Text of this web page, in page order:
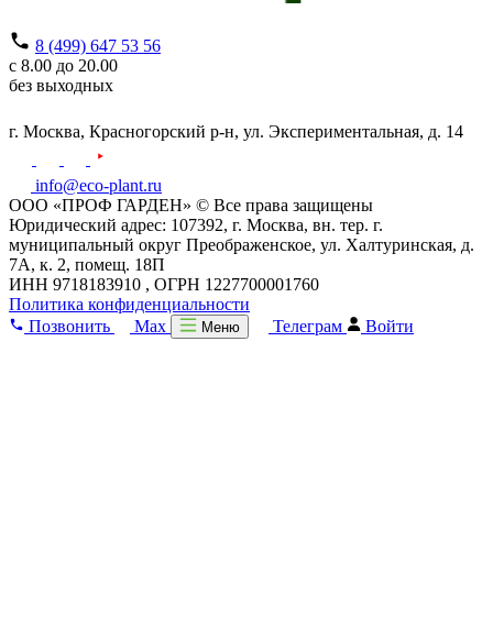
8 (499) 647 53 56
с 8.00 до 20.00
без выходных
г. Москва, Красногорский р-н, ул. Экспериментальная, д. 14
info@eco-plant.ru
ООО «ПРОФ ГАРДЕН» © Все права защищены
Юридический адрес: 107392, г. Москва, вн. тер. г.
муниципальный округ Преображенское, ул. Халтуринская, д.
7А, к. 2, помещ. 18П
ИНН 9718183910 , ОГРН 1227700001760
Политика конфиденциальности
Позвонить
Max Меню Телеграм Войти